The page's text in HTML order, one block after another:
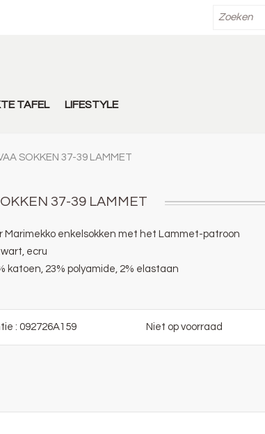
TAFEL LIFESTYLE
SOKKEN 37-39 LAMMET
37-39 LAMMET
Marimekko enkelsokken met het Lammet-patroon
ecru
katoen, 23% polyamide, 2% elastaan
:092726A159 Niet op voorraad